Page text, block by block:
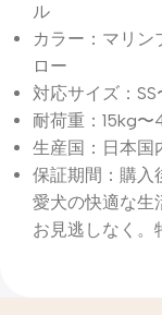
ル
カラー：マリン
ロー
対応サイズ：
耐荷重：15kg〜
生産国：日本国
保証期間：購入
愛犬の快適な生
お見逃しなく。